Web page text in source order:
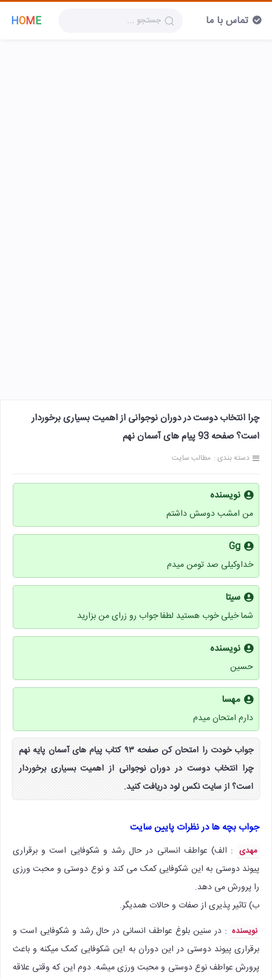
HOME تماس با ما
چرا انتخاب دوست در دوران نوجوانی از اهمیت بسیاری برخوردار
است؟ صفحه 93 پیام های آسمان نهم
دسته بندی : مطالب سایت
نویسنده
من امشب دوسش داشتم
Gg
خداوکیلی صد تومن میدم
سیتا
شما خیلی خوب هستید لطفا جواب رو زرای من بزارید
نویسنده
حسین
مهسا
دارم امتحان میدم
جواب خودت را امتحان کن صفحه ۹۳ کتاب پیام های آسمان پایه نهم
چرا انتخاب دوست در دوران نوجوانی از اهمیت بسیاری برخوردار
است؟ از سایت نکس لود دریافت کنید.
جواب بچه ها در نظرات پایین سایت
مهدی : الف) عواطف انسانی در حال رشد و شکوفایی است و برقراری
پیوند دوستی به این شکوفایی کمک می کند و نوع دوستی و محبت ورزی
را پرورش می دهد.
ب) تاثیر پذیری از صفات و حالات همدیگر.
نویسنده : در سنین بلوغ عواطف انسانی در حال رشد و شکوفایی است و
برقراری پیوند دوستی در این دوران به این شکوفایی کمک میکنه و باعث
پرورش عواطف نوع دوستی و محبت ورزی میشه. دوم این که وقتی علاقه